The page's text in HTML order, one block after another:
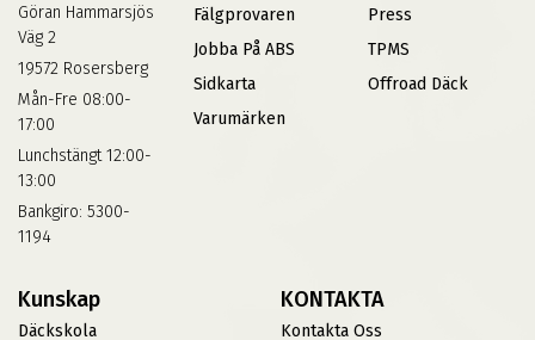
Göran Hammarsjös
Väg 2
19572 Rosersberg
Mån-Fre 08:00-
17:00
Lunchstängt 12:00-
13:00
Bankgiro: 5300-
1194
Fälgprovaren
Jobba På ABS
Sidkarta
Varumärken
Press
TPMS
Offroad Däck
Kunskap
Däckskola
KONTAKTA
Kontakta Oss